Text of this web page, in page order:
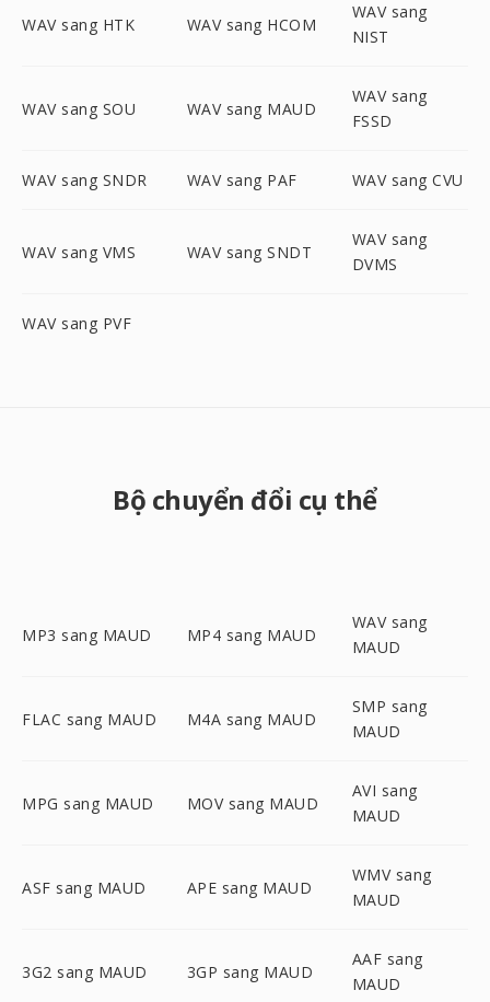
WAV sang HTK WAV sang HCOM
WAV sang
NIST
WAV sang SOU WAV sang MAUD
WAV sang
FSSD
WAV sang SNDR WAV sang PAF WAV sang CVU
WAV sang VMS WAV sang SNDT
WAV sang
DVMS
WAV sang PVF
Bộ chuyển đổi cụ thể
MP3 sang MAUD MP4 sang MAUD
WAV sang
MAUD
FLAC sang MAUD M4A sang MAUD
SMP sang
MAUD
MPG sang MAUD MOV sang MAUD
AVI sang
MAUD
ASF sang MAUD APE sang MAUD
WMV sang
MAUD
3G2 sang MAUD 3GP sang MAUD
AAF sang
MAUD